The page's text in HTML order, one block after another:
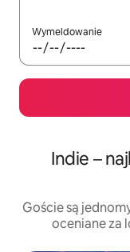
Wymeldowanie
Indie –
Goście są
oceniane za